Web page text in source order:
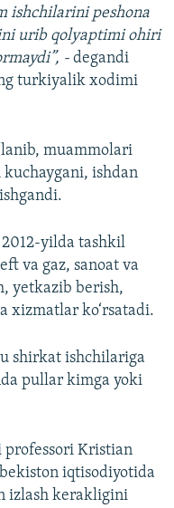
ishchilarini peshona
urib qolyaptimi ohiri
- degandi
turkiyalik xodimi
muammolari
ishdan
yilda tashkil
va gaz, sanoat va
yetkazib berish,
xizmatlar ko‘rsatadi.
shirkat ishchilariga
pullar kimga yoki
Kristian
iqtisodiyotida
izlash kerakligini